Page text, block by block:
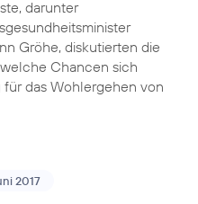
darunter
Gröhe, diskutierten die
Chancen sich
für das Wohlergehen von
2017